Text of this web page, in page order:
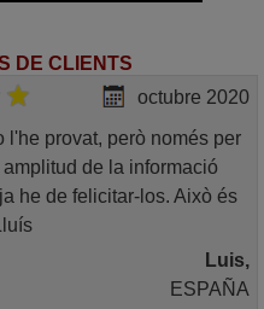
DE CLIENTS
octubre 2020
l'he provat, però només per
amplitud de la informació
he de felicitar-los. Això és
Luis,
ESPAÑA